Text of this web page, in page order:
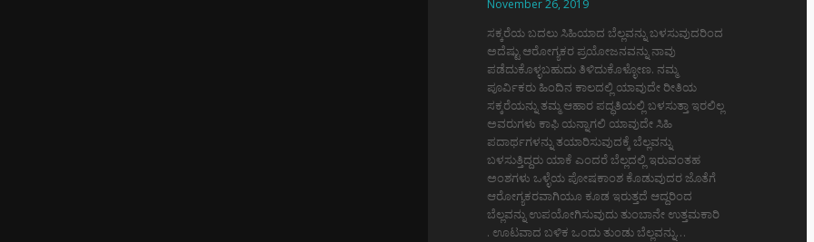
November 26, 2019
ಸಕ್ಕರೆಯ ಬದಲು ಸಿಹಿಯಾದ ಬೆಲ್ಲವನ್ನು ಬಳಸುವುದರಿಂದ
ಅದೆಷ್ಟು ಆರೋಗ್ಯಕರ ಪ್ರಯೋಜನವನ್ನು ನಾವು
ಪಡೆದುಕೊಳ್ಳಬಹುದು ತಿಳಿದುಕೊಳ್ಳೋಣ. ನಮ್ಮ
ಪೂರ್ವಿಕರು ಹಿಂದಿನ ಕಾಲದಲ್ಲಿ ಯಾವುದೇ ರೀತಿಯ
ಸಕ್ಕರೆಯನ್ನು ತಮ್ಮ ಆಹಾರ ಪದ್ಧತಿಯಲ್ಲಿ ಬಳಸುತ್ತಾ ಇರಲಿಲ್ಲ
ಅವರುಗಳು ಕಾಫಿ ಯನ್ನಾಗಲಿ ಯಾವುದೇ ಸಿಹಿ
ಪದಾರ್ಥಗಳನ್ನು ತಯಾರಿಸುವುದಕ್ಕೆ ಬೆಲ್ಲವನ್ನು
ಬಳಸುತ್ತಿದ್ದರು ಯಾಕೆ ಎಂದರೆ ಬೆಲ್ಲದಲ್ಲಿ ಇರುವಂತಹ
ಅಂಶಗಳು ಒಳ್ಳೆಯ ಪೋಷಕಾಂಶ ಕೊಡುವುದರ ಜೊತೆಗೆ
ಆರೋಗ್ಯಕರವಾಗಿಯೂ ಕೂಡ ಇರುತ್ತದೆ ಆದ್ದರಿಂದ
ಬೆಲ್ಲವನ್ನು ಉಪಯೋಗಿಸುವುದು ತುಂಬಾನೇ ಉತ್ತಮಕಾರಿ
. ಊಟವಾದ ಬಳಿಕ ಒಂದು ತುಂಡು ಬೆಲ್ಲವನ್ನು…